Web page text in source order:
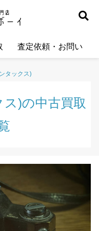
査定依頼・お問い合
タックス)
)の中古買取